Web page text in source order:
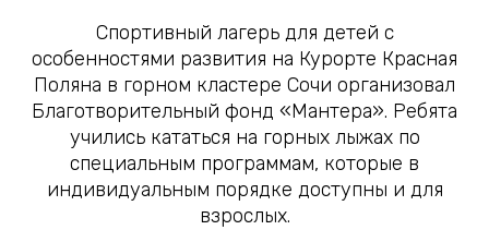
Спортивный лагерь для детей с
особенностями развития на Курорте Красная
Поляна в горном кластере Сочи организовал
Благотворительный фонд «Мантера». Ребята
учились кататься на горных лыжах по
специальным программам, которые в
индивидуальным порядке доступны и для
взрослых.